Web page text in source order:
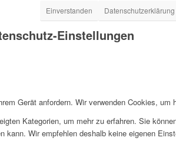
Einverstanden Datenschutzerklärung
Einstellungen
Gerät anfordern. Wir verwenden Cookies,
Kategorien, um mehr zu erfahren. Sie
kann. Wir empfehlen deshalb keine eigenen